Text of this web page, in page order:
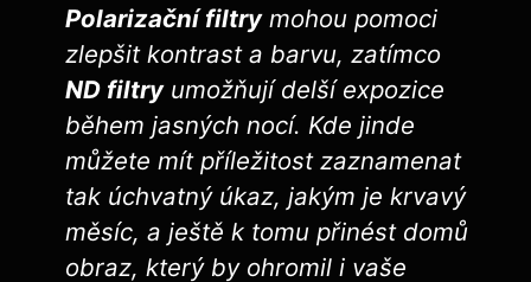
Polarizační filtrymohou pomoci
zlepšit kontrast a barvu, zatímco
ND filtryumožňují delší expozice
během jasných nocí. Kde jinde
můžete mít příležitost‌ zaznamenat
tak úchvatný úkaz, jakým ‌je krvavý
měsíc, a‌ ještě ‌k tomu přinést domů
obraz, který by ohromil i vaše